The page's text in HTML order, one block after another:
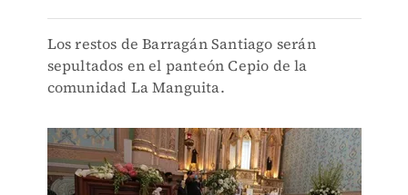
Los restos de Barragán Santiago serán
sepultados en el panteón Cepio de la
comunidad La Manguita.